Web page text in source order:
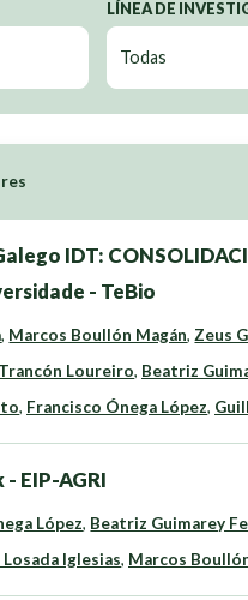
LÍNEA DE
IDT:
- TeBio
, Marcos Boullón Magán, Zeus
Loureiro, Beatriz
, Francisco Ónega López,
EIP-AGRI
López, Beatriz Guimarey
Iglesias, Marcos